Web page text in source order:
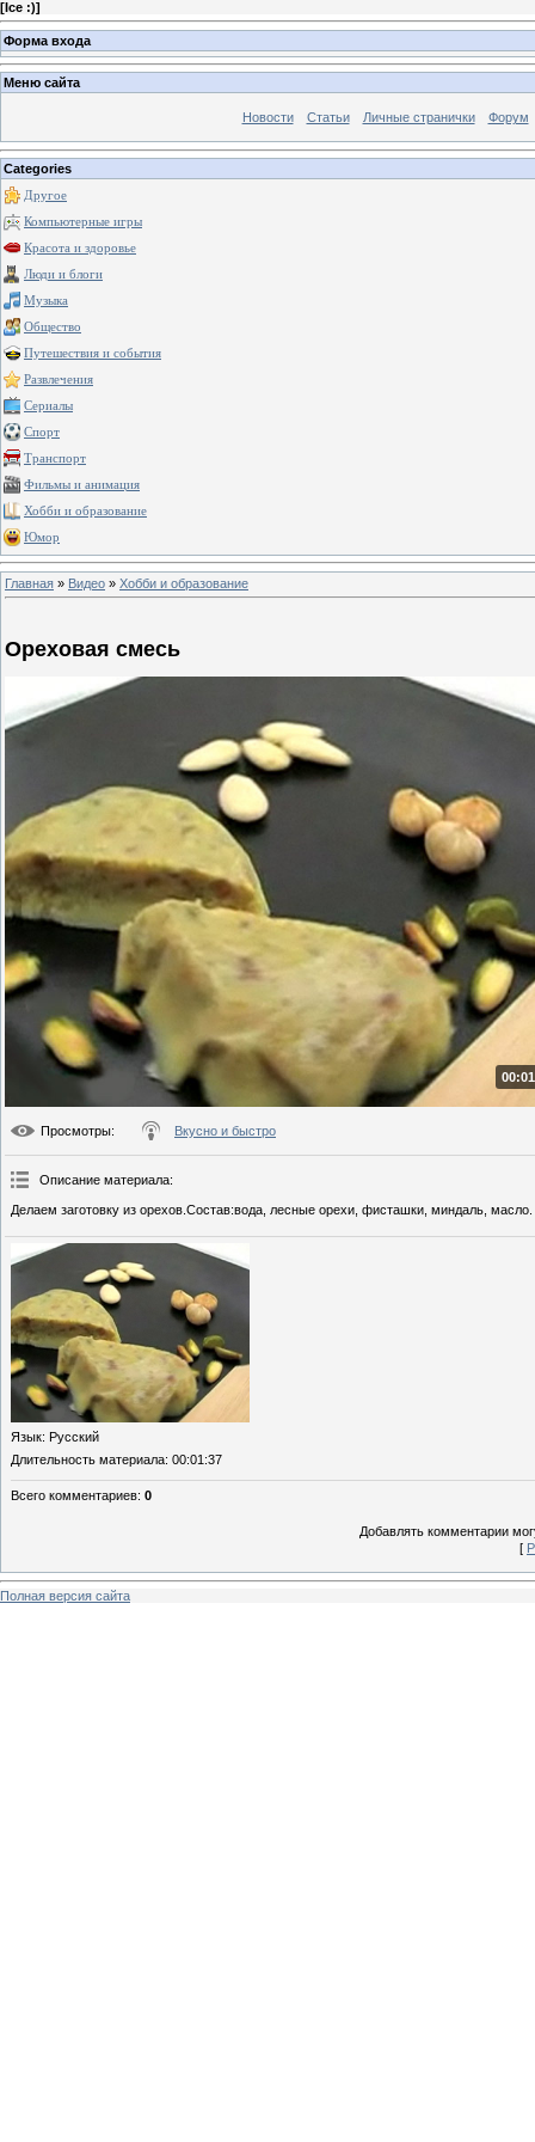
[Ice :)]
Форма входа
Меню сайта
Новости Статьи Личные странички Форум
Categories
Другое
Компьютерные игры
Красота и здоровье
Люди и блоги
Музыка
Общество
Путешествия и события
Развлечения
Сериалы
Спорт
Транспорт
Фильмы и анимация
Хобби и образование
Юмор
Главная » Видео » Хобби и образование
Ореховая смесь
Просмотры: Вкусно и быстро
Описание материала:
Делаем заготовку из орехов.Состав:вода, лесные орехи, фисташки, миндаль, масло.
Язык: Русский
Длительность материала: 00:01:37
Всего комментариев: 0
Добавлять комментарии
[
Полная версия сайта